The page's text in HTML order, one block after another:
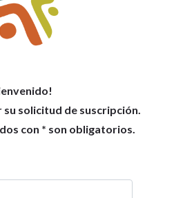
solicitud de suscripción.
con * son obligatorios.